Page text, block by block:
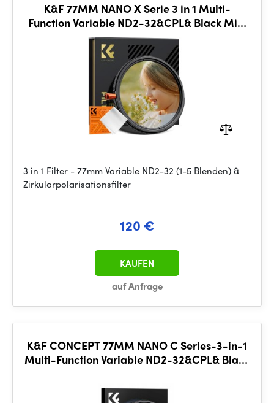
K&F 77MM NANO X Serie 3 in 1 Multi-
Function Variable ND2-32&CPL& Black Mist
1/4
3 in 1 Filter - 77mm Variable ND2-32 (1-5 Blenden) &
Zirkularpolarisationsfilter
120 €
auf Anfrage
KAUFEN
K&F CONCEPT 77MM NANO C Series-3-in-1
Multi-Function Variable ND2-32&CPL& Black